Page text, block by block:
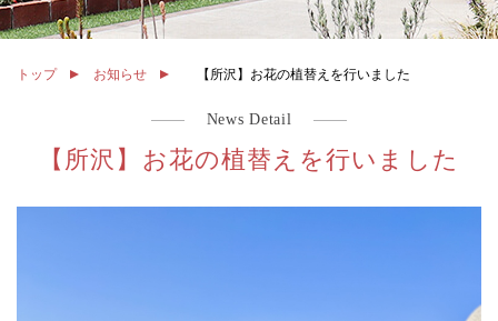
トップ お知らせ 【所沢】お花の植替えを行いました
News Detail
【所沢】お花の植替えを行いました